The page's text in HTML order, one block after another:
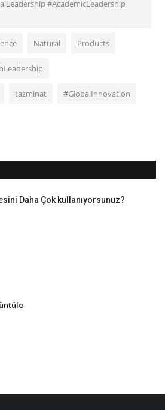
#AcademicLeadership
Natural Products
tazminat #GlobalInnovation
Daha Çok kullanıyorsunuz?